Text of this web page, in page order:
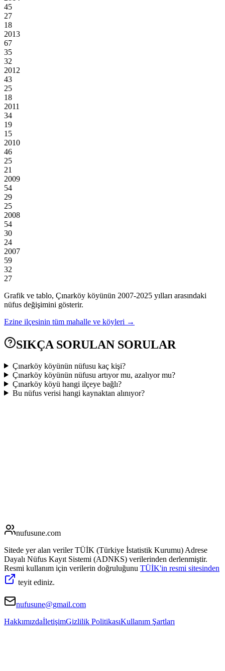
45
27
18
2013
67
35
32
2012
43
25
18
2011
34
19
15
2010
46
25
21
2009
54
29
25
2008
54
30
24
2007
59
32
27
Grafik ve tablo, Çınarköy köyünün 2007-2025 yılları arasındaki
nüfus değişimini gösterir.
Ezine ilçesinin tüm mahalle ve köyleri →
SIKÇA SORULAN SORULAR
Çınarköy köyünün nüfusu kaç kişi?
Çınarköy köyünün nüfusu artıyor mu, azalıyor mu?
Çınarköy köyü hangi ilçeye bağlı?
Bu nüfus verisi hangi kaynaktan alınıyor?
nufusune.com
Sitede yer alan veriler TÜİK (Türkiye İstatistik Kurumu) Adrese
Dayalı Nüfus Kayıt Sistemi (ADNKS) verilerinden derlenmiştir.
Resmi kullanım için verilerin doğruluğunu TÜİK'in resmi sitesinden
teyit ediniz.
nufusune@gmail.com
HakkımızdaİletişimGizlilik PolitikasıKullanım Şartları